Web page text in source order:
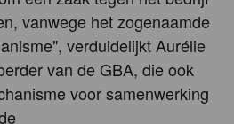
vanwege het zogenaamde
verduidelijkt Aurélie
van de GBA, die ook
voor samenwerking